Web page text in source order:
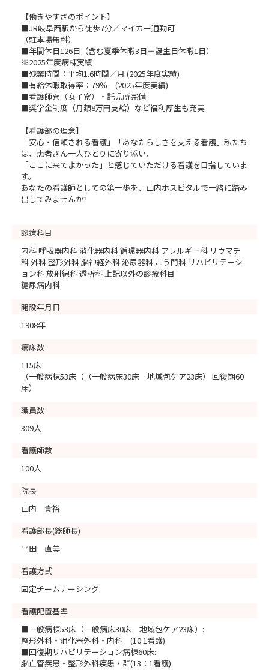
【働きやすさのポイント】
■JR岐阜西駅から徒歩7分／マイカー通勤可
（駐車場無料）
■年間休日126日（含む夏季休暇3日＋誕生日休暇1日）
※2025年度病棟実績
■残業時間：平均1.6時間／月 (2025年度実績)
■有給休暇取得率：79％ (2025年度実績)
■看護師寮（女子寮）・託児所完備
■奨学金制度（月額8万円支給）など福利厚生も充実
【看護部の理念】
「安心・信頼される看護」「あなたらしさを支える看護」私たち
は、患者さん一人ひとりに寄り添い、
「ここに来てよかった」と感じていただける看護を目指していま
す。
あなたの看護師としての第一歩を、山内ホスピタルで一緒に踏み
出してみませんか?
診療科目
内科 呼吸器内科 消化器内科 循環器内科 アレルギー科 リウマチ
科 外科 整形外科 脳神経外科 泌尿器科 こう門科 リハビリテーシ
ョン科 放射線科 透析科 上記以外の診療科目
糖尿病内科
開設年月日
1908年
病床数
115床
（一般病棟53床（（一般病床30床 地域包ケア23床） 回復期60
床）
職員数
309人
看護師数
100人
院長
山内 貴裕
看護部長(総師長)
平田 直美
看護方式
固定チームナーシング
看護配置基準
■一般病棟53床（一般病床30床 地域包ケア23床）:
整形外科・消化器外科・内科 (10:1看護)
■回復期リハビリテーション病棟60床:
脳血管疾患・整形外科疾患・群(13：1看護)